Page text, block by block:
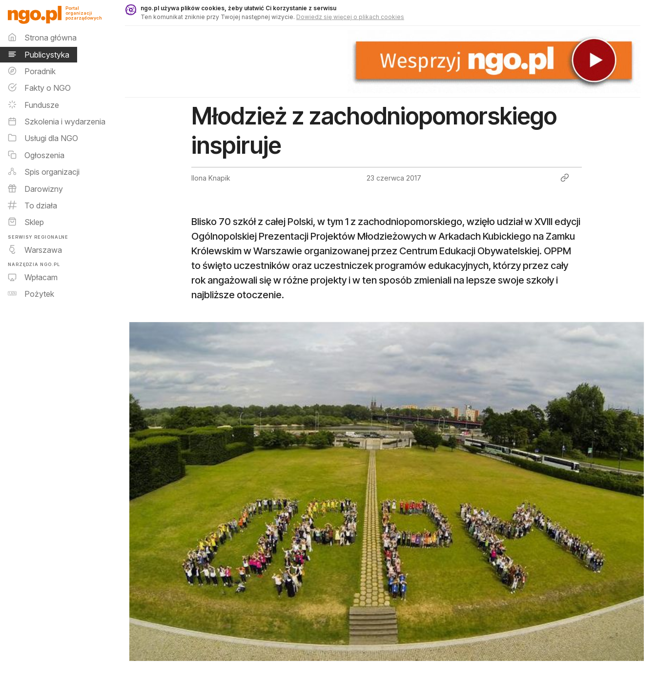
Publicystyka - ngo.pl
Portal
organizacji
pozarządowych
Menu główne
Strona główna
Publicystyka
Poradnik
Fakty o NGO
Fundusze
Szkolenia i wydarzenia
Usługi dla NGO
Ogłoszenia
Spis organizacji
Darowizny
To działa
Sklep
SERWISY REGIONALNE
Warszawa
NARZĘDZIA NGO.PL
Wpłacam
Pożytek
ngo.pl używa plików cookies, żeby ułatwić Ci korzystanie z serwisu
Ten komunikat zniknie przy Twojej następnej wizycie. Dowiedz się więcej o plikach cookies
Młodzież z zachodniopomorskiego
inspiruje
Ilona Knapik 23 czerwca 2017
Blisko 70 szkół z całej Polski, w tym 1 z zachodniopomorskiego, wzięło udział w XVIII edycji
Ogólnopolskiej Prezentacji Projektów Młodzieżowych w Arkadach Kubickiego na Zamku
Królewskim w Warszawie organizowanej przez Centrum Edukacji Obywatelskiej. OPPM
to święto uczestników oraz uczestniczek programów edukacyjnych, którzy przez cały
rok angażowali się w różne projekty i w ten sposób zmieniali na lepsze swoje szkoły i
najbliższe otoczenie.